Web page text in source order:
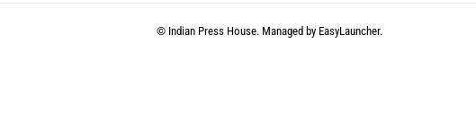
© Indian Press House. Managed by EasyLauncher.